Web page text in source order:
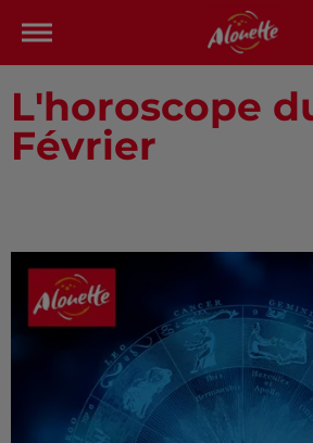
L'horoscope
Février